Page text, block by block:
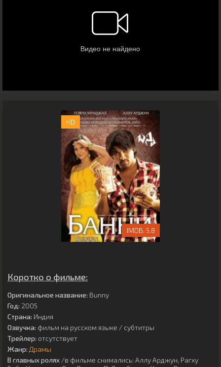
HD
5.8
Коротко о фильме:
Оригинальное название: Bunny
Год: 2005
Страна: Индия
Озвучка: фильм на русском языке / субтитры
Трейлер: отсутствует
Жанр: Драмы
В главных ролях /в фильме снимались: Аллу Арджун, Рагху